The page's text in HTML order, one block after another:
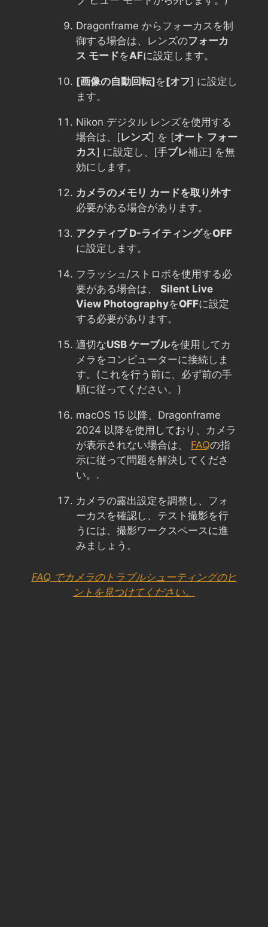
Dragonframe からフォーカスを制
御する場合は、レンズのフォーカ
ス モードをAFに設定します。
[画像の自動回転]を[オフ] に設定し
ます。
Nikon デジタル レンズを使用する
場合は、[レンズ] を [オート フォー
カス] に設定し、[手ブレ補正] を無
効にします。
カメラのメモリ カードを取り外す
必要がある場合があります。
アクティブ D-ライティングをOFF
に設定します。
フラッシュ/ストロボを使用する必
要がある場合は、 Silent Live
View PhotographyをOFFに設定
する必要があります。
適切なUSB ケーブルを使用してカ
メラをコンピューターに接続しま
す。(これを行う前に、必ず前の手
順に従ってください。)
macOS 15 以降、Dragonframe
2024 以降を使用しており、カメラ
が表示されない場合は、 FAQの指
示に従って問題を解決してくださ
い。.
カメラの露出設定を調整し、フォ
ーカスを確認し、テスト撮影を行
うには、撮影ワークスペースに進
みましょう。
FAQ でカメラのトラブルシューティングのヒ
ントを見つけてください。